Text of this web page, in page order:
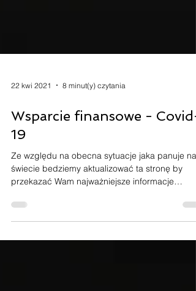
22 kwi 2021 8 minut(y) czytania
Wsparcie finansowe - Covid-
19
Ze względu na obecna sytuacje jaka panuje na
przekazać Wam najważniejsze informacje
dotyczące...